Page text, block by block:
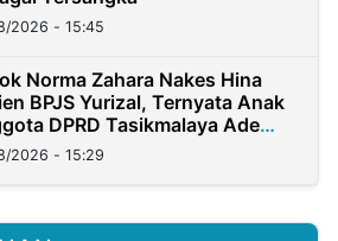
2026 - 15:45
Norma Zahara Nakes Hina
BPJS Yurizal, Ternyata Anak
DPRD Tasikmalaya Ade
2026 - 15:29